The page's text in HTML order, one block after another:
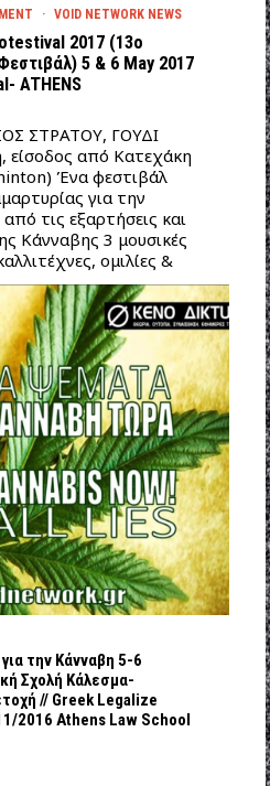
· VOID NETWORK NEWS
2017 (13ο
5 & 6 May 2017
ATHENS
ΣΤΡΑΤΟΥ, ΓΟΥΔΙ
είσοδος από Κατεχάκη
Ένα φεστιβάλ
για την
τις εξαρτήσεις και
Κάνναβης 3 μουσικές
ομιλίες &
την Κάνναβη 5-6
Σχολή Κάλεσμα-
// Greek Legalize
2016 Athens Law School